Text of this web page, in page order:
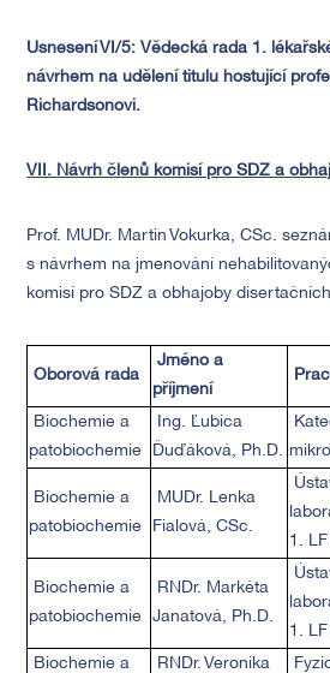
Usnesení VI/5: Vědecká rada 1.
návrhem na udělení titulu hostující
Richardsonovi.
VII. Návrh členů komisí pro SDZ a
Prof. MUDr. Martin Vokurka, CSc.
s návrhem na jmenování
komisí pro SDZ a obhajoby
Oborová rada
Jméno a
příjmení
Biochemie a
patobiochemie
Ing. Ľubica
Ďuďáková, Ph.D.
Biochemie a
patobiochemie
MUDr. Lenka
Fialová, CSc.
1. LF
Biochemie a
patobiochemie
RNDr. Markéta
Janatová, Ph.D.
1. LF
Biochemie a
RNDr. Veronika